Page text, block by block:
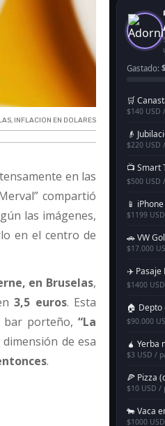
, INFLACION EN DOLARES
en las
compartió
las imágenes,
en el centro de
en Bruselas,
3,5 euros. Esta
bar porteño,“La
de esa
.